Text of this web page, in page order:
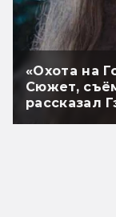
«Охота на
Сюжет,
рассказал